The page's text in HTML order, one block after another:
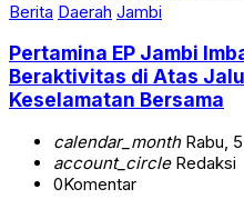
Berita Daerah Jambi
Pertamina EP Jambi
Beraktivitas di Atas
Keselamatan Bersama
calendar_monthRabu,
account_circleRedaksi
0Komentar